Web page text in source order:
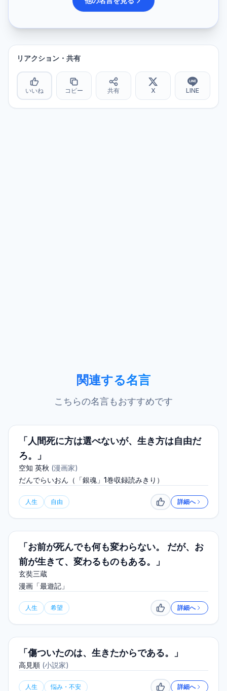
リアクション・共有
いいね コピー 共有 X LINE
関連する名言
こちらの名言もおすすめです
「人間死に方は選べないが、生き方は自由だ
ろ。」
空知 英秋 (漫画家)
だんでらいおん（「銀魂」1巻収録読みきり）
人生 自由 いいね詳細へ
「お前が死んでも何も変わらない。 だが、お
前が生きて、変わるものもある。」
玄奘三蔵
漫画「最遊記」
人生 希望 いいね詳細へ
「傷ついたのは、生きたからである。」
高見順 (小説家)
人生 悩み・不安 詳細へ